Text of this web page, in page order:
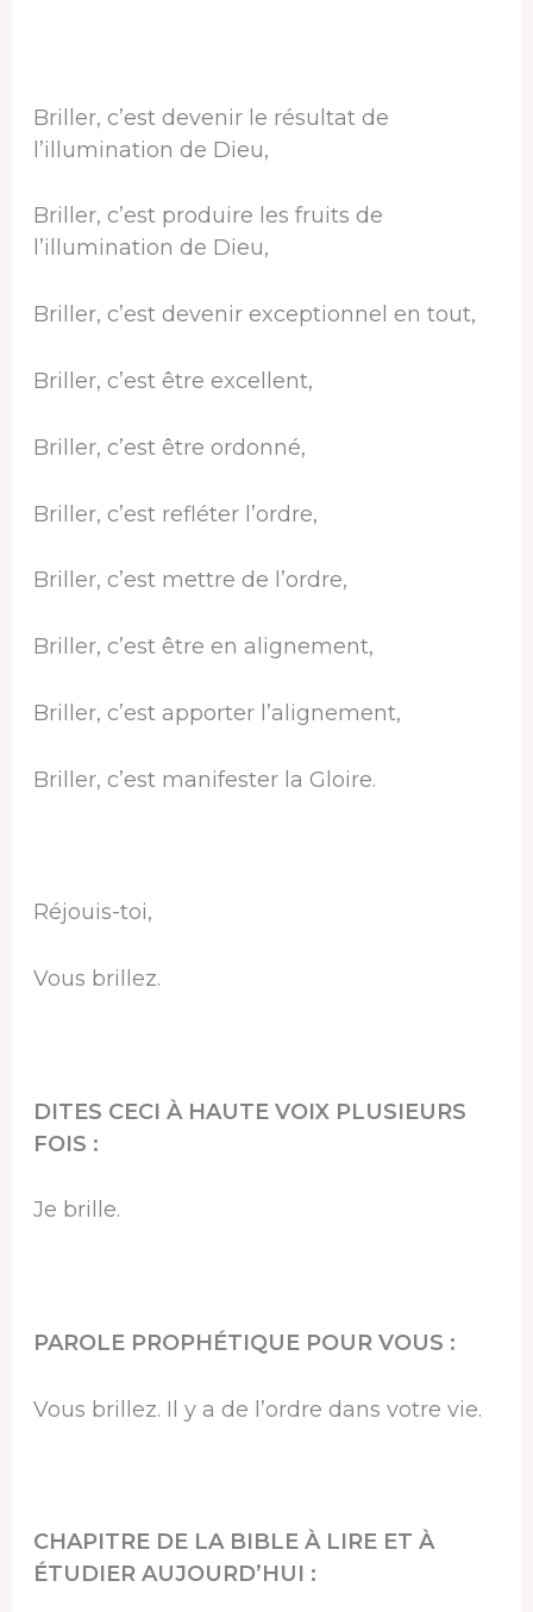
Briller, c’est devenir le résultat de
l’illumination de Dieu,
Briller, c’est produire les fruits de
l’illumination de Dieu,
Briller, c’est devenir exceptionnel en tout,
Briller, c’est être excellent,
Briller, c’est être ordonné,
Briller, c’est refléter l’ordre,
Briller, c’est mettre de l’ordre,
Briller, c’est être en alignement,
Briller, c’est apporter l’alignement,
Briller, c’est manifester la Gloire.
Réjouis-toi,
Vous brillez.
DITES CECI À HAUTE VOIX PLUSIEURS
FOIS :
Je brille.
PAROLE PROPHÉTIQUE POUR VOUS :
Vous brillez. Il y a de l’ordre dans votre vie.
CHAPITRE DE LA BIBLE À LIRE ET À
ÉTUDIER AUJOURD’HUI :